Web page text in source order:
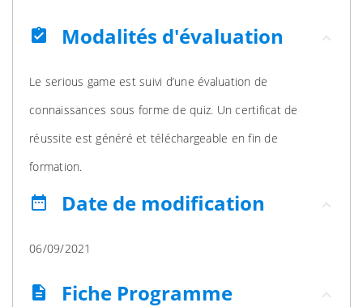
assignment_turned_in Modalités d'évaluation
Le serious game est suivi d’une évaluation de
connaissances sous forme de quiz. Un certificat de
réussite est généré et téléchargeable en fin de
formation.
date_range Date de modification
06/09/2021
description Fiche Programme